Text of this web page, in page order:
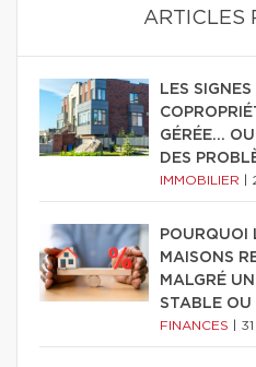
ARTICLES
LES
GÉRÉE…
DES
IMMOBILIER
POURQUOI
MAISONS
MALGRÉ
STABLE OU
FINANCES